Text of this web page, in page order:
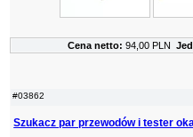
#03862
Szukacz par przewodów i tester
Cena netto: 94,00 PLN